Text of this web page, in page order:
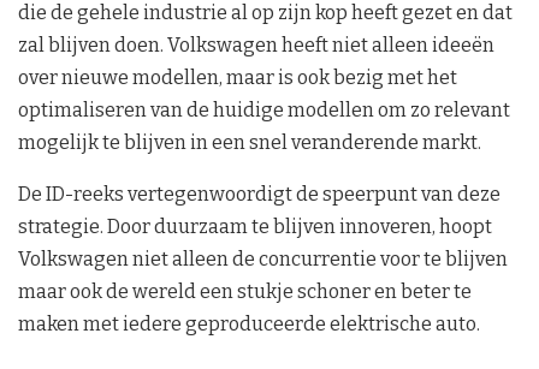
die de gehele industrie al op zijn kop heeft gezet en dat
zal blijven doen. Volkswagen heeft niet alleen ideeën
over nieuwe modellen, maar is ook bezig met het
optimaliseren van de huidige modellen om zo relevant
mogelijk te blijven in een snel veranderende markt.
De ID-reeks vertegenwoordigt de speerpunt van deze
strategie. Door duurzaam te blijven innoveren, hoopt
Volkswagen niet alleen de concurrentie voor te blijven
maar ook de wereld een stukje schoner en beter te
maken met iedere geproduceerde elektrische auto.